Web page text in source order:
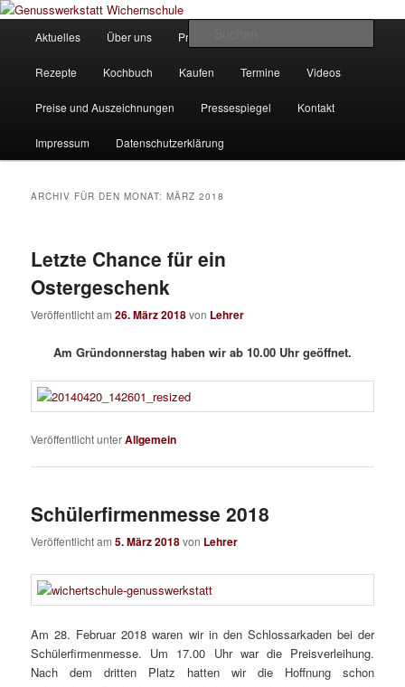
Zum
wechseln
Zum
wechselnGenusswerkstatt Wichernschule
Unsere Homepage
Aktuelles Über uns Produkte
Rezepte Kochbuch Kaufen Termine Videos
Preise und Auszeichnungen Pressespiegel Kontakt
Impressum Datenschutzerklärung
ARCHIV FÜR DEN MONAT:MÄRZ 2018
Letzte Chance für ein
Ostergeschenk
Veröffentlicht am26. März 2018von Lehrer
Am Gründonnerstag haben wir ab 10.00 Uhr geöffnet.
Veröffentlicht unterAllgemein
Schülerfirmenmesse 2018
Veröffentlicht am5. März 2018von Lehrer
Am 28. Februar 2018 waren wir in den Schlossarkaden bei der
Schülerfirmenmesse. Um 17.00 Uhr war die Preisverleihung.
Nach dem dritten Platz hatten wir die Hoffnung schon